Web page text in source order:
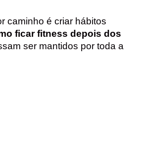
caminho é criar hábitos
ficar fitness depois dos
ser mantidos por toda a